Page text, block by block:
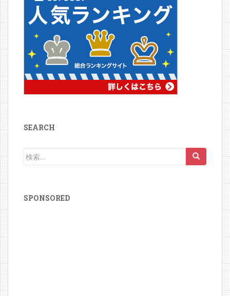
SEARCH
検
SPONSORED